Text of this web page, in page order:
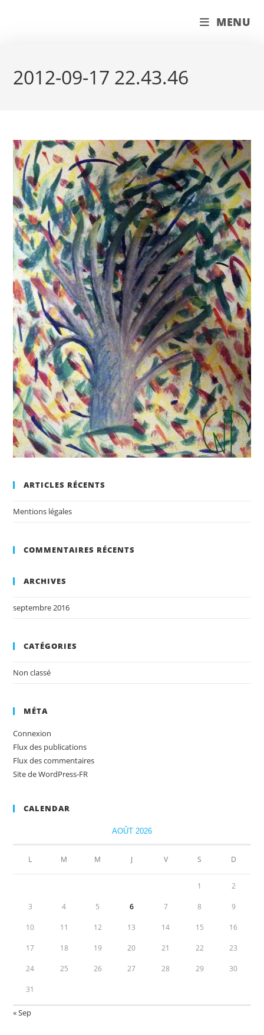
MENU
2012-09-17 22.43.46
ARTICLES RÉCENTS
Mentions légales
COMMENTAIRES RÉCENTS
ARCHIVES
septembre 2016
CATÉGORIES
Non classé
MÉTA
Connexion
Flux des publications
Flux des commentaires
Site de WordPress-FR
CALENDAR
AOÛT 2026
L M M J V S D
1 2
3 4 5 6 7 8 9
10 11 12 13 14 15 16
17 18 19 20 21 22 23
24 25 26 27 28 29 30
31
« Sep